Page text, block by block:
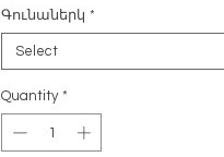
Գունաներկ *
Select
Quantity *